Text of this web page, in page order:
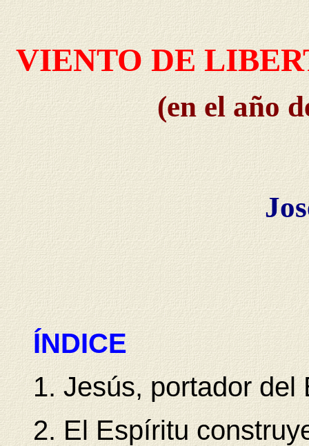
VIENTO DE
(en el año
ÍNDICE
1. Jesús, portador del
2. El Espíritu